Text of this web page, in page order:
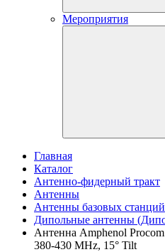
Мероприятия
Главная
Каталог
Антенно-фидерный тракт
Антенны
Антенны базовых станций
Дипольные антенны
Антенна Amphenol
380-430 MHz, 15° Tilt